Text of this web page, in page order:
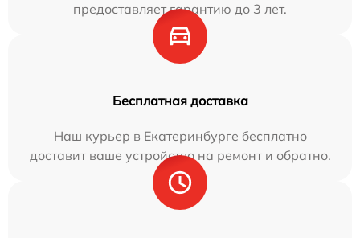
предоставляет гарантию до 3 лет.
Бесплатная доставка
Наш курьер в Екатеринбурге бесплатно
доставит ваше устройство на ремонт и обратно.